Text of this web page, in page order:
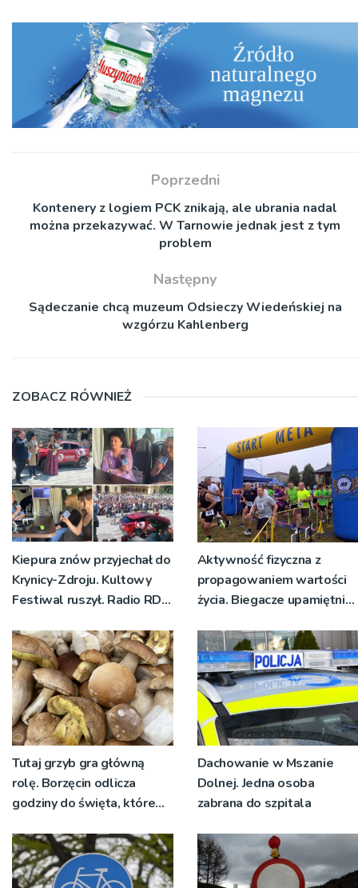
Poprzedni
Kontenery z logiem PCK znikają, ale ubrania nadal
można przekazywać. W Tarnowie jednak jest z tym
problem
Następny
Sądeczanie chcą muzeum Odsieczy Wiedeńskiej na
wzgórzu Kahlenberg
ZOBACZ RÓWNIEŻ
Kiepura znów przyjechał do
Krynicy-Zdroju. Kultowy
Festiwal ruszył. Radio RDN
żywo [ZDJĘCIA]
Aktywność fizyczna z
propagowaniem wartości
życia. Biegacze upamiętnili
Tutaj grzyb gra główną
rolę. Borzęcin odlicza
godziny do święta, które
pokoleń
Dachowanie w Mszanie
Dolnej. Jedna osoba
zabrana do szpitala